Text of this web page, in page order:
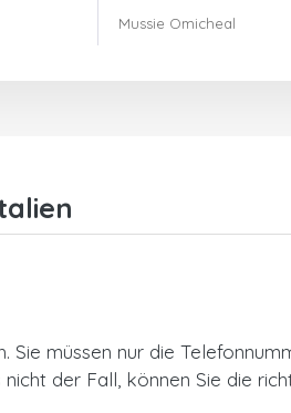
Mussie Omicheal
müssen nur die
der Fall, können Sie die